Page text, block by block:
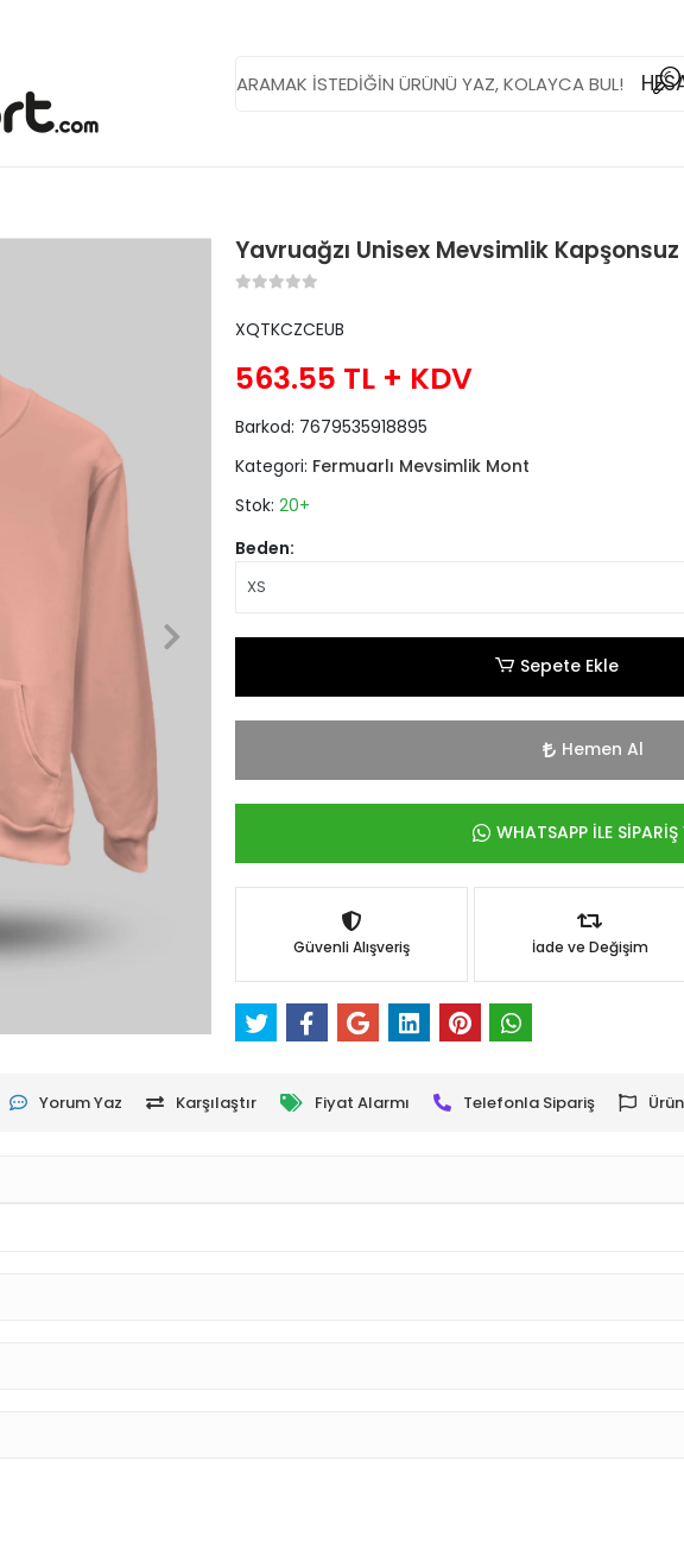
Yavruağzı Unisex Mevsimlik
XQTKCZCEUB
563.55 TL + KDV
Barkod: 7679535918895
Kategori: Fermuarlı Mevsimlik Mont
Stok: 20+
Beden:
Sepete Ekle
Hemen Al
WHATSAPP İLE SİPARİŞ
Güvenli Alışveriş İade ve Değişim
Yorum Yaz Karşılaştır Fiyat Alarmı Telefonla Sipariş